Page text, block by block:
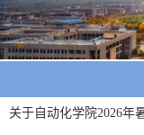
关于自动化学院2026年